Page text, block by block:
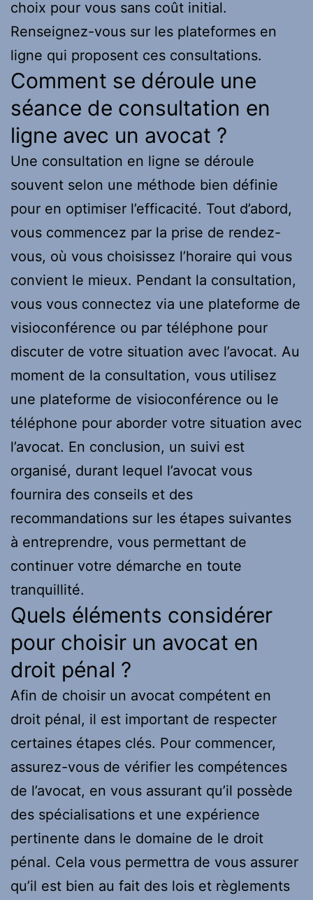
choix pour vous sans coût initial.
Renseignez-vous sur les plateformes en
ligne qui proposent ces consultations.
Comment se déroule une
séance de consultation en
ligne avec un avocat ?
Une consultation en ligne se déroule
souvent selon une méthode bien définie
pour en optimiser l’efficacité. Tout d’abord,
vous commencez par la prise de rendez-
vous, où vous choisissez l’horaire qui vous
convient le mieux. Pendant la consultation,
vous vous connectez via une plateforme de
visioconférence ou par téléphone pour
discuter de votre situation avec l’avocat. Au
moment de la consultation, vous utilisez
une plateforme de visioconférence ou le
téléphone pour aborder votre situation avec
l’avocat. En conclusion, un suivi est
organisé, durant lequel l’avocat vous
fournira des conseils et des
recommandations sur les étapes suivantes
à entreprendre, vous permettant de
continuer votre démarche en toute
tranquillité.
Quels éléments considérer
pour choisir un avocat en
droit pénal ?
Afin de choisir un avocat compétent en
droit pénal, il est important de respecter
certaines étapes clés. Pour commencer,
assurez-vous de vérifier les compétences
de l’avocat, en vous assurant qu’il possède
des spécialisations et une expérience
pertinente dans le domaine de le droit
pénal. Cela vous permettra de vous assurer
qu’il est bien au fait des lois et règlements